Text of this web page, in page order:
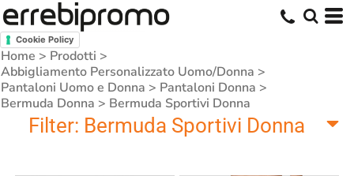
Cookie Policy
Home > Prodotti >
Abbigliamento Personalizzato Uomo/Donna >
Pantaloni Uomo e Donna > Pantaloni Donna >
Bermuda Donna > Bermuda Sportivi Donna
Filter: Bermuda Sportivi Donna